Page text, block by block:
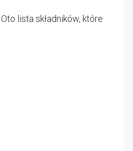
lista składników, które